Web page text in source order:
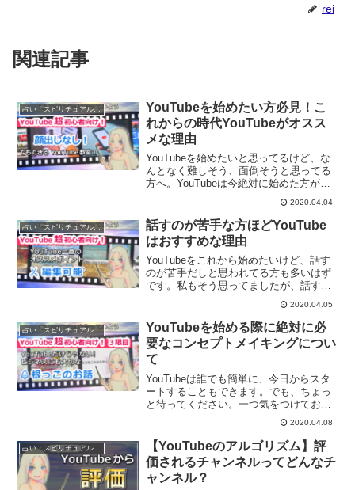
rei
関連記事
占い・スピリチュアルビジネス
YouTubeを始めたい方必見！こ
れからの時代YouTubeがオスス
メな理由
YouTubeを始めたいと思ってるけど、な
んとなく難しそう、面倒そうと思ってる
方へ。YouTubeは今絶対に始めた方がい
いメディアになります。その理由につい
2020.04.04
占い・スピリチュアルビジネス
話すのが苦手な方ほどYouTube
はおすすめな理由
YouTubeをこれから始めたいけど、話す
のが苦手だしと思われてる方も多いはず
です。私もそう思ってましたが、話すの
が苦手な方にこそYouTubeはオススメで
す。その理由について解説していきま
す。
2020.04.05
占い・スピリチュアルビジネス
YouTubeを始める際に絶対に必
要なコンセプトメイキングについ
て
YouTubeは誰でも簡単に、今日からスタ
ートすることもできます。でも、ちょっ
と待ってください。一つ気をつけておき
たいのがコンセプトをきちんと作ってか
らYouTubeを始めるということです。あ
なたのYouTube配信のコンセプトは何で
すか？
2020.04.08
【YouTubeのアルゴリズム】評
価されるチャンネルってどんなチ
ャンネル？